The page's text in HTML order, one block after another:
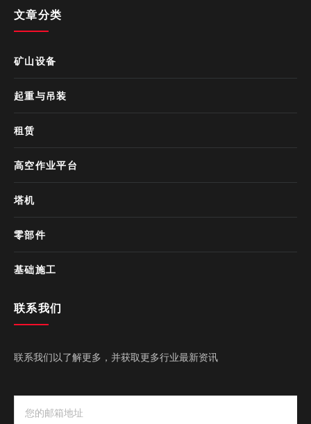
文章分类
矿山设备
起重与吊装
租赁
高空作业平台
塔机
零部件
基础施工
联系我们
联系我们以了解更多，并获取更多行业最新资讯